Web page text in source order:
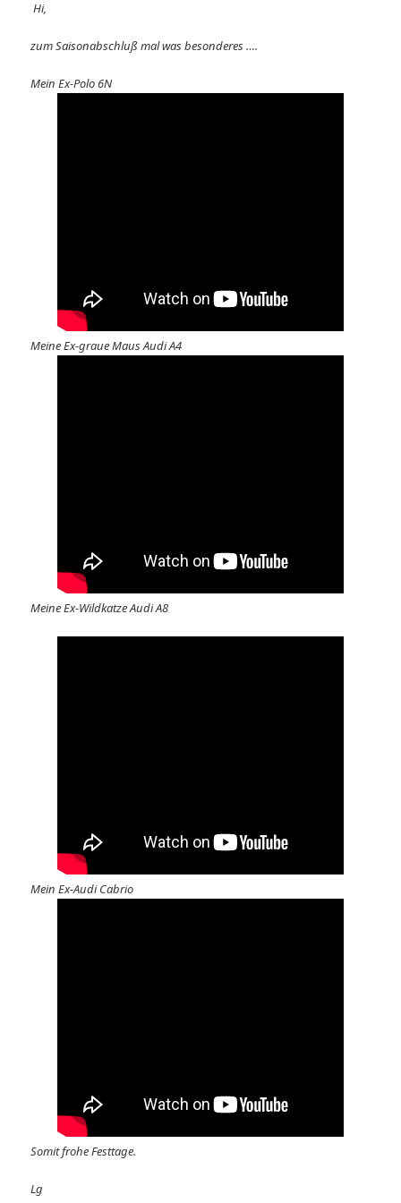
Hi,
zum Saisonabschluß mal was besonderes ….
Mein Ex-Polo 6N
Meine Ex-graue Maus Audi A4
Meine Ex-Wildkatze Audi A8
Mein Ex-Audi Cabrio
Somit frohe Festtage.
Lg